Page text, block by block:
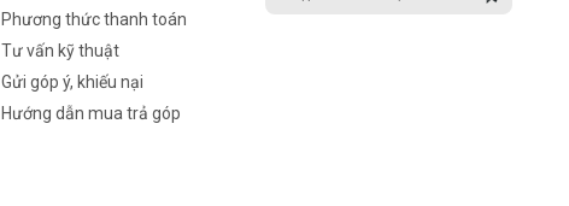
Phương thức thanh toán
Tư vấn kỹ thuật
Gửi góp ý, khiếu nại
Hướng dẫn mua trả góp